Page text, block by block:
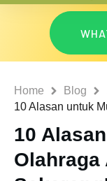
Home Blog
10
Olahraga